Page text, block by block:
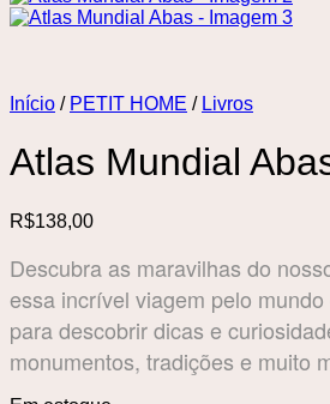
Início / PETIT HOME / Livros
Atlas Mundial
R$138,00
Descubra as maravilhas do
essa incrível viagem pelo
para descobrir dicas e
monumentos, tradições e muito